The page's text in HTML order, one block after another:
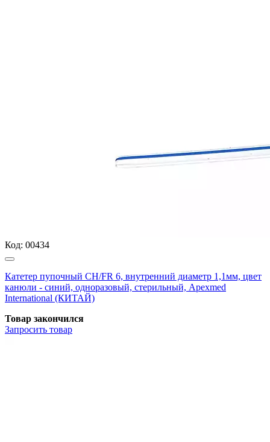
Код: 00434
Катетер пупочный СН/FR 6, внутренний диаметр 1,1мм, цвет
канюли - синий, одноразовый, стерильный, Apexmed
International (КИТАЙ)
Товар закончился
Запросить товар